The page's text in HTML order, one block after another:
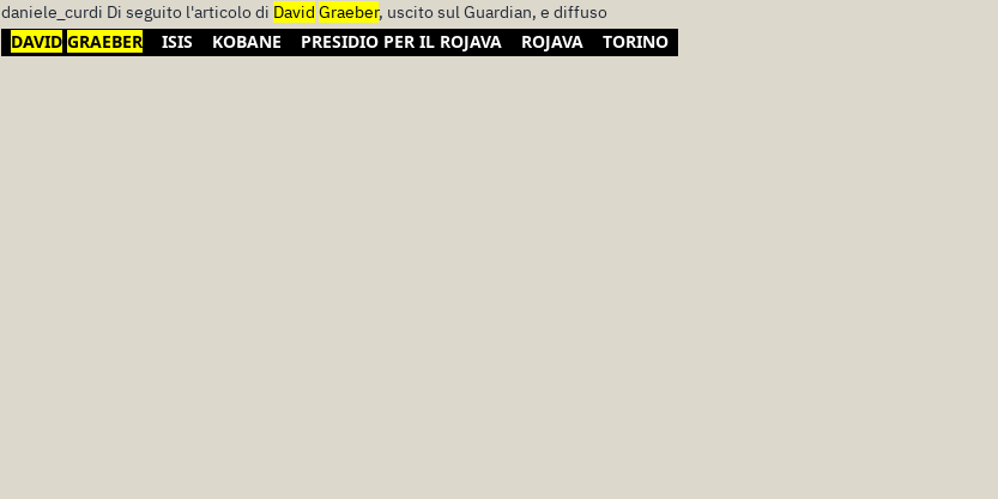
daniele_curdi Di seguito l'articolo di David Graeber, uscito sul Guardian, e diffuso
DAVID GRAEBER ISIS KOBANE PRESIDIO PER IL ROJAVA ROJAVA TORINO